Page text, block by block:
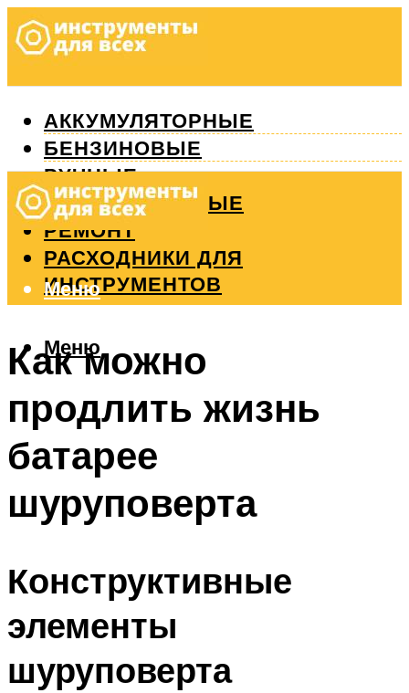
АККУМУЛЯТОРНЫЕ
БЕНЗИНОВЫЕ
РУЧНЫЕ
ИЗМЕРИТЕЛЬНЫЕ
РЕМОНТ
РАСХОДНИКИ ДЛЯ
ИНСТРУМЕНТОВ
Меню
Меню
Как можно
продлить жизнь
батарее
шуруповерта
Конструктивные
элементы
шуруповерта